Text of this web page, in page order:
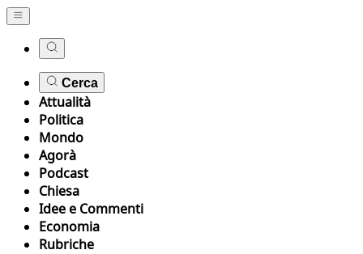
Cerca
Attualità
Politica
Mondo
Agorà
Podcast
Chiesa
Idee e Commenti
Economia
Rubriche